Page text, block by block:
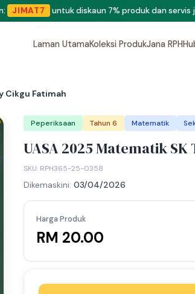
dan penyedia bahan di Shop RPH365.Klik
Laman UtamaKoleksi ProdukJana RPH
Cikgu Fatimah
Peperiksaan Tahun 6 Matematik
UASA 2025 Matematik
SKU: RPH365-25-0358
Dikemaskini: 03/04/2026
Harga Produk
RM 20.00